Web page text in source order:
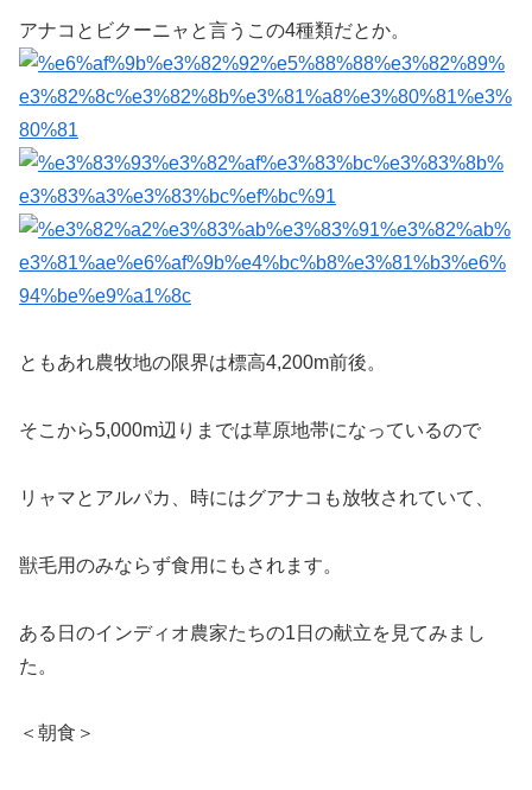
アナコとビクーニャと言うこの4種類だとか。
ともあれ農牧地の限界は標高4,200m前後。
そこから5,000m辺りまでは草原地帯になっているので
リャマとアルパカ、時にはグアナコも放牧されていて、
獣毛用のみならず食用にもされます。
ある日のインディオ農家たちの1日の献立を見てみまし
た。
＜朝食＞